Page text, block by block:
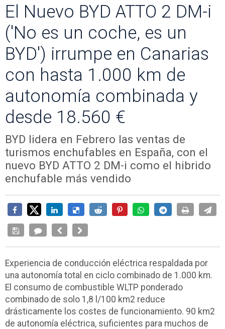
El Nuevo BYD ATTO 2 DM-i
('No es un coche, es un
BYD') irrumpe en Canarias
con hasta 1.000 km de
autonomía combinada y
desde 18.560 €
BYD lidera en Febrero las ventas de
turismos enchufables en España, con el
nuevo BYD ATTO 2 DM-i como el hibrido
enchufable más vendido
Experiencia de conducción eléctrica respaldada por
una autonomía total en ciclo combinado de 1.000 km.
El consumo de combustible WLTP ponderado
combinado de solo 1,8 l/100 km2 reduce
drásticamente los costes de funcionamiento. 90 km2
de autonomía eléctrica, suficientes para muchos de